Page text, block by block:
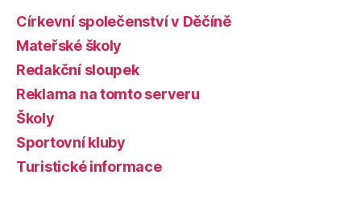
Církevní společenství v Děčíně
Mateřské školy
Redakční sloupek
Reklama na tomto serveru
Školy
Sportovní kluby
Turistické informace